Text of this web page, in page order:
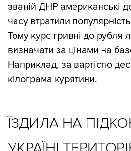
званій ДНР американські
часу втратили
Тому курс гривні до рубля
визначати за цінами на
Наприклад, за вартістю
кілограма курятини.
ЇЗДИЛА НА